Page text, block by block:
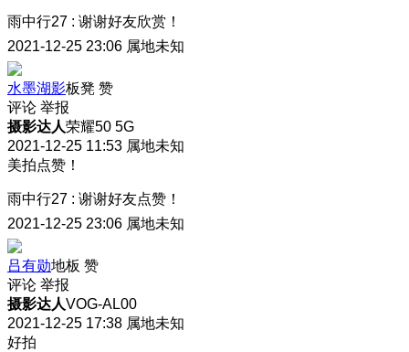
雨中行27 : 谢谢好友欣赏！
2021-12-25 23:06 属地未知
水墨湖影板凳 赞
评论 举报
摄影达人荣耀50 5G
2021-12-25 11:53 属地未知
美拍点赞！
雨中行27 : 谢谢好友点赞！
2021-12-25 23:06 属地未知
吕有勋地板 赞
评论 举报
摄影达人VOG-AL00
2021-12-25 17:38 属地未知
好拍